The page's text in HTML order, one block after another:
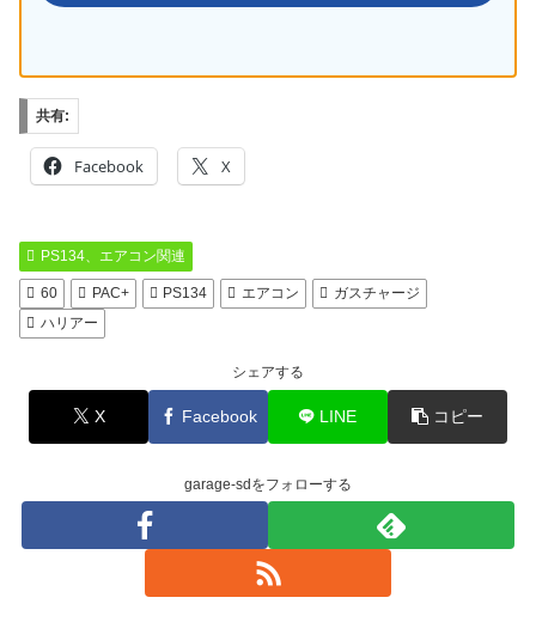
共有:
Facebook X
PS134、エアコン関連
60 PAC+ PS134 エアコン
ガスチャージ
ハリアー
シェアする
X Facebook LINE コピー
garage-sdをフォローする